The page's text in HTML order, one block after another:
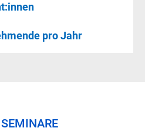
pro Jahr